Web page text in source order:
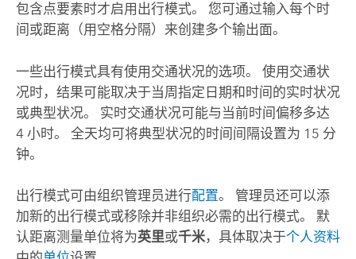
包含点要素时才启用出行模式。 您可通过输入每个时
间或距离（用空格分隔）来创建多个输出面。
一些出行模式具有使用交通状况的选项。 使用交通状
况时，结果可能取决于当周指定日期和时间的实时状况
或典型状况。 实时交通状况可能与当前时间偏移多达
4 小时。 全天均可将典型状况的时间间隔设置为 15 分
钟。
出行模式可由组织管理员进行配置。 管理员还可以添
加新的出行模式或移除并非组织必需的出行模式。 默
认距离测量单位将为英里或千米，具体取决于个人资料